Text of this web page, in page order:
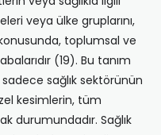
veya ülke gruplarını,
toplumsal ve
(19). Bu tanım
sağlık sektörünün
kesimlerin, tüm
durumundadır. Sağlık